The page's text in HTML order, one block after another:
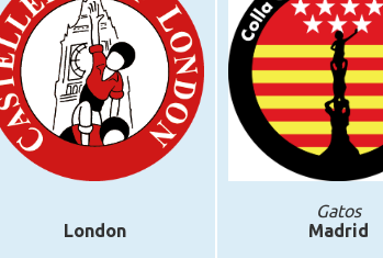
London
Gatos
Madrid